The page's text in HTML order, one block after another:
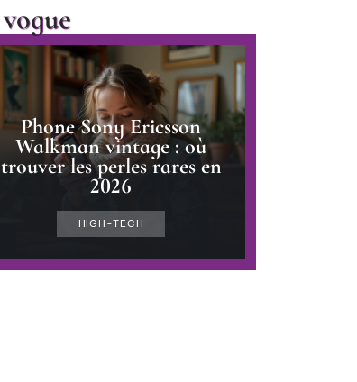
Phone Sony Ericsson
Walkman vintage : où
trouver les perles rares en
2026
HIGH-TECH